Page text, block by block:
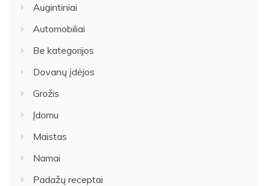
Augintiniai
Automobiliai
Be kategorijos
Dovanų įdėjos
Grožis
Įdomu
Maistas
Namai
Padažų receptai